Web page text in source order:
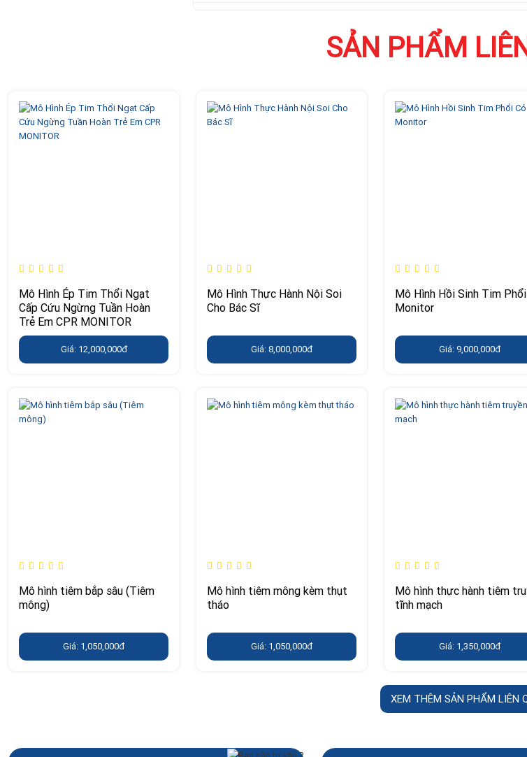
SẢN PHẨM
Mô Hình Ép Tim Thổi Ngạt
Cấp Cứu Ngừng Tuần Hoàn
Trẻ Em CPR MONITOR
Giá: 12,000,000đ
Mô Hình Thực Hành Nội Soi
Cho Bác Sĩ
Giá: 8,000,000đ
Mô Hình Hồi Sinh Tim
Monitor
Giá: 9,000,000đ
Mô hình tiêm bắp sâu (Tiêm
mông)
Giá: 1,050,000đ
Mô hình tiêm mông kèm thụt
tháo
Giá: 1,050,000đ
Mô hình thực hành tiêm
tĩnh mạch
Giá: 1,350,000đ
XEM THÊM SẢN PHẨM LIÊN